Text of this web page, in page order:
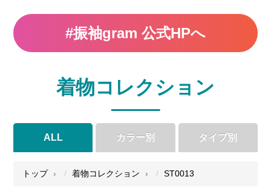
#振袖gram 公式HPへ
着物コレクション
ALL カラー別
● ● ●
タイプ別
トップ 着物コレクション ST0013